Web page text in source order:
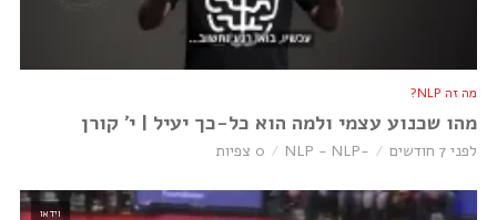
מה זה NLP?
מהו שכנוע עצמי ולמה הוא כל-כך יעיל | י׳ קורן
לפני 7 חודשים -NLP - NLP 0 צפיות
וידאו